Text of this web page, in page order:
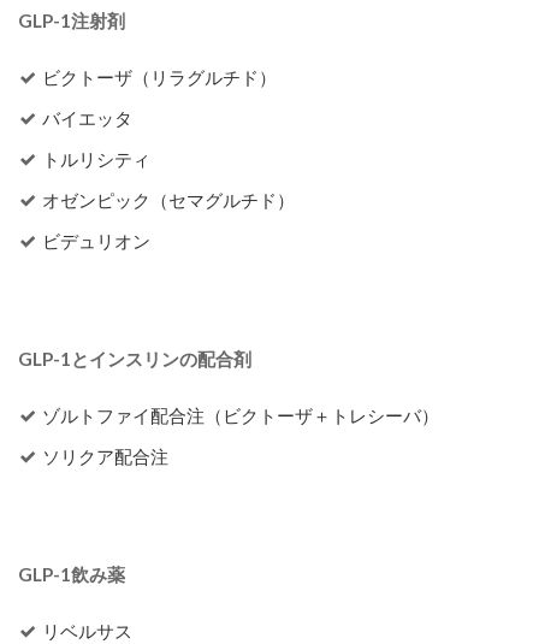
GLP-1注射剤
ビクトーザ（リラグルチド）
バイエッタ
トルリシティ
オゼンピック（セマグルチド）
ビデュリオン
GLP-1とインスリンの配合剤
ゾルトファイ配合注（ビクトーザ＋トレシーバ）
ソリクア配合注
GLP-1飲み薬
リベルサス